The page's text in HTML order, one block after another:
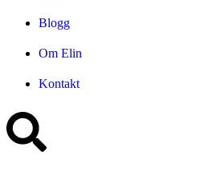
Blogg
Om Elin
Kontakt